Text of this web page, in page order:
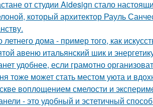
от студии Aidesign стало
который архитектор Рауль
летнего дома - пример того, как
авеню итальянский шик и
удобнее, если грамотно
тоже может стать местом уюта и
воплощением смелости и
- это удобный и эстетичный